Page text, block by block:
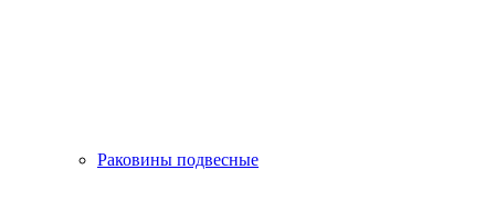
Раковины подвесные